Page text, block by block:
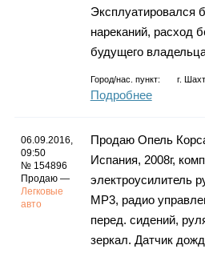
Эксплуатировался
нареканий, расход
будущего
Город/нас. пункт: г.
Подробнее
06.09.2016,
09:50
№ 154896
Продаю —
Легковые
авто
Продаю Опель
Испания, 2008г,
электроусилитель
МР3, радио
перед. сидений,
зеркал. Датчик